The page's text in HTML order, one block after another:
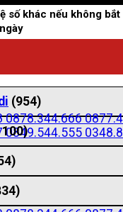
số khác nếu không
0878.344.666
0849.544.555
(954)